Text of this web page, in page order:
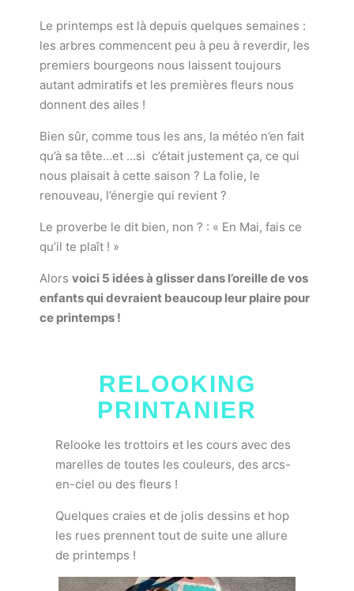
Le printemps est là depuis quelques semaines :
les arbres commencent peu à peu à reverdir, les
premiers bourgeons nous laissent toujours
autant admiratifs et les premières fleurs nous
donnent des ailes !
Bien sûr, comme tous les ans, la météo n’en fait
qu’à sa tête…et …si c’était justement ça, ce qui
nous plaisait à cette saison ? La folie, le
renouveau, l’énergie qui revient ?
Le proverbe le dit bien, non ? : « En Mai, fais ce
qu’il te plaît ! »
Alors voici 5 idées à glisser dans l’oreille de vos
enfants qui devraient beaucoup leur plaire pour
ce printemps !
RELOOKING
PRINTANIER
Relooke les trottoirs et les cours avec des
marelles de toutes les couleurs, des arcs-
en-ciel ou des fleurs !
Quelques craies et de jolis dessins et hop
les rues prennent tout de suite une allure
de printemps !